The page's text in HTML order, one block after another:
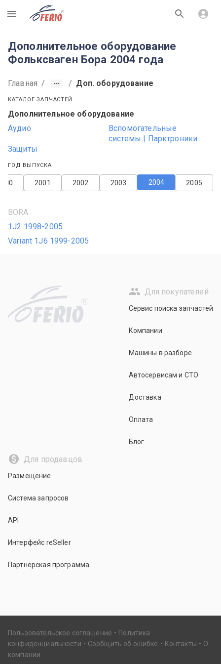
R
Дополнительное оборудование
Фольксваген Бора 2004 года
Главная / / Доп. оборудование
КАТАЛОГ ЗАПЧАСТЕЙ
Дополнительное оборудование
Аудио
Вспомогательные
системы | Парктроники
Защиты
ГОД ВЫПУСКА
2005
2004
2003
2002
2001
BORA
1J2 1998-2005
Variant 1J6 1999-2005
R
Для покупателей
Сервис поиска запчастей
Компании
Машины в разборе
Автосервисам и СТО
Доставка
Оплата
Блог
Для продавцов
Размещение
Система запросов
API
Интерфейс reSeller
Партнерская программа
Пользовательское соглашение
Политика
конфиденциальности
Сообщить об ошибке Контакты
О
компании